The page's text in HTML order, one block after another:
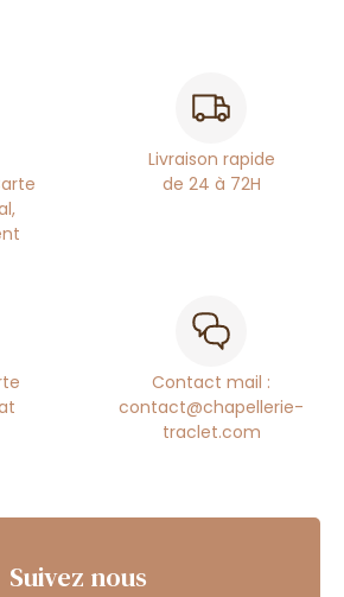
Livraison rapide
de 24 à 72H
Contact mail :
contact@chapellerie-
traclet.com
Suivez nous